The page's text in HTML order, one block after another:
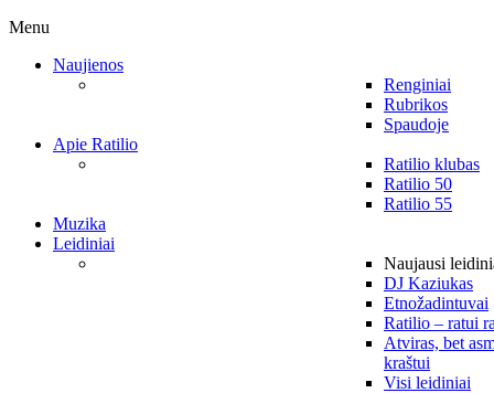
Menu
Naujienos
Renginiai
Rubrikos
Spaudoje
Apie Ratilio
Ratilio klubas
Ratilio 50
Ratilio 55
Muzika
Leidiniai
Naujausi
DJ Kaziukas
Etnožadintuvai
Ratilio – ratui
Atviras, bet
kraštui
Visi leidiniai